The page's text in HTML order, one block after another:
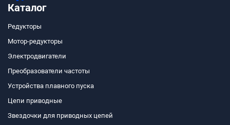
Каталог
Редукторы
Мотор-редукторы
Электродвигатели
Преобразователи частоты
Устройства плавного пуска
Цепи приводные
Звездочки для приводных цепей